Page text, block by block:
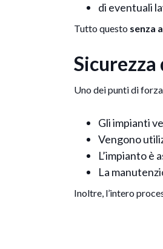
di eventuali
Tutto questo senza
Uno dei punti di
Gli impianti
Vengono
L’impianto è
La
Inoltre, l’intero